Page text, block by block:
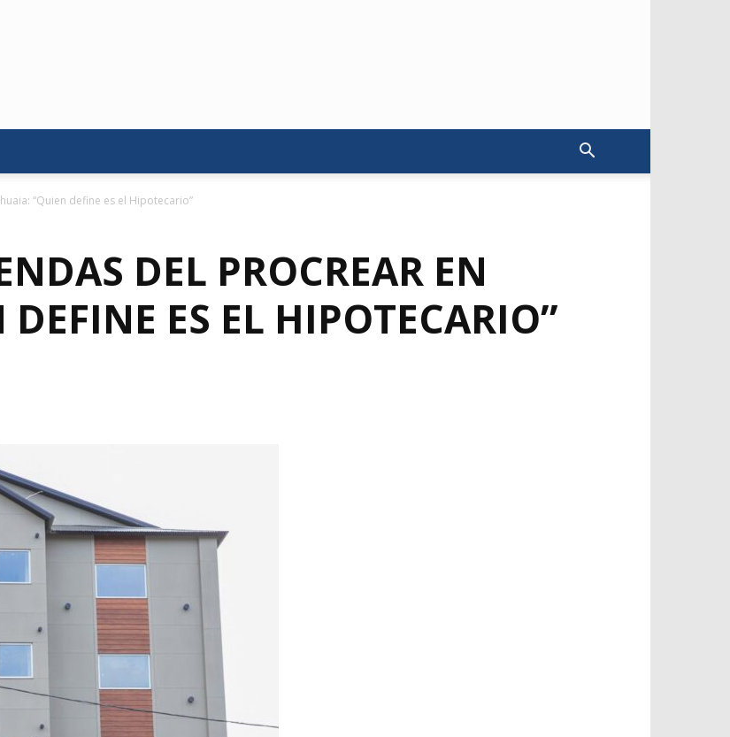
“Quien define es el Hipotecario”
DEL PROCREAR EN
ES EL HIPOTECARIO”